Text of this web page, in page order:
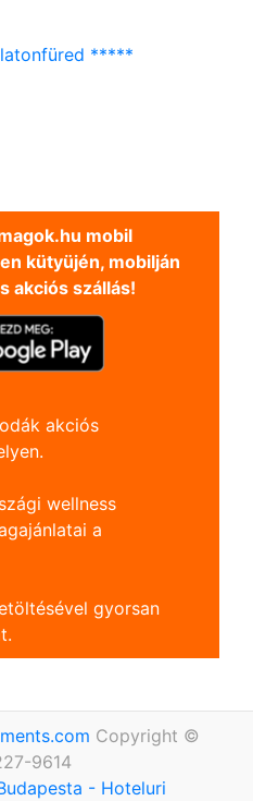
*****
mobil
kütyüjén, mobilján
akciós szállás!
akciós
wellness
a
gyorsan
Copyright ©
9614
- Hoteluri